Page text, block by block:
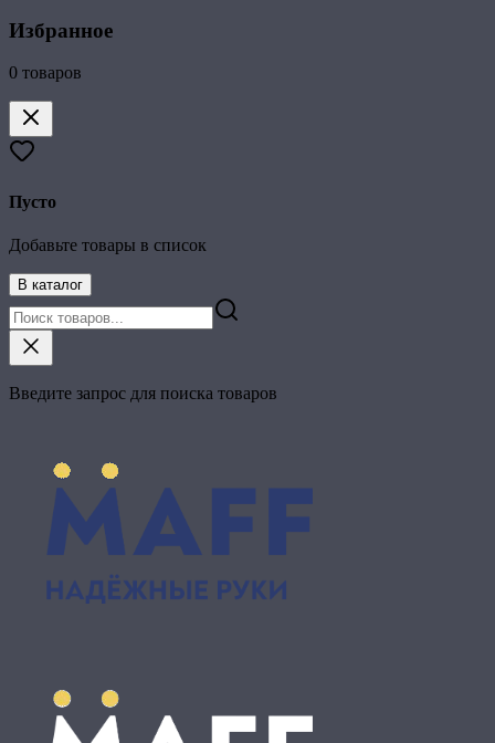
Избранное
0 товаров
Пусто
Добавьте товары в список
В каталог
Введите запрос для поиска товаров